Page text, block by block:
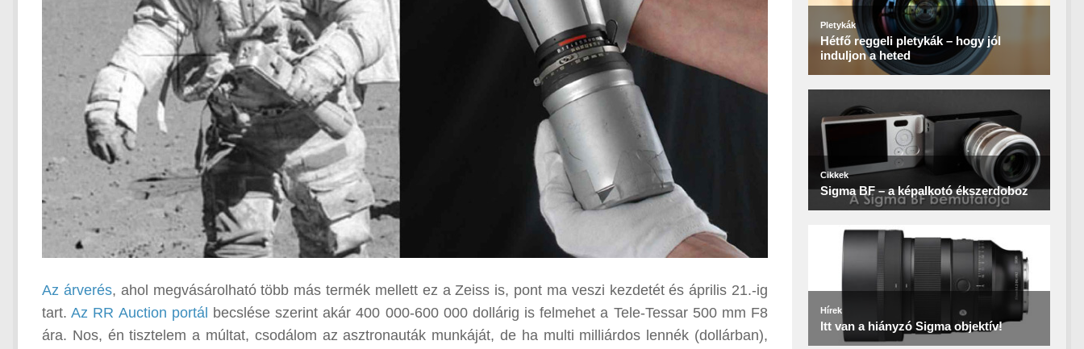
Az árverés, ahol megvásárolható több más termék mellett ez a Zeiss is, pont ma veszi kezdetét és április 21.-ig
tart.Az RR Auction portál becslése szerint akár 400 000-600 000 dollárig is felmehet a Tele-Tessar 500 mm F8
ára. Nos, én tisztelem a múltat, csodálom az asztronauták munkáját, de ha multi milliárdos lennék (dollárban),